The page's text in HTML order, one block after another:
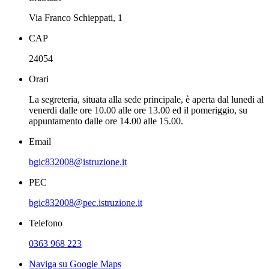
Via Franco Schieppati, 1
CAP
24054
Orari
La segreteria, situata alla sede principale, è aperta dal lunedi al
venerdi dalle ore 10.00 alle ore 13.00 ed il pomeriggio, su
appuntamento dalle ore 14.00 alle 15.00.
Email
bgic832008@istruzione.it
PEC
bgic832008@pec.istruzione.it
Telefono
0363 968 223
Naviga su Google Maps